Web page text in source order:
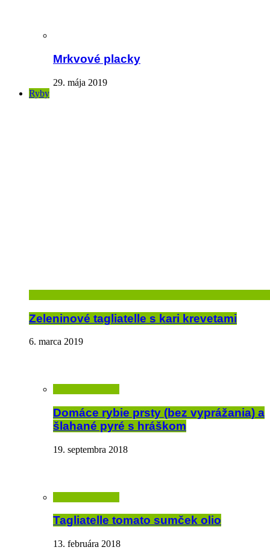
Mrkvové placky
29. mája 2019
Ryby
Zeleninové tagliatelle s kari krevetami
6. marca 2019
Domáce rybie prsty (bez vyprážania) a
šlahané pyré s hráškom
19. septembra 2018
Tagliatelle tomato sumček olio
13. februára 2018